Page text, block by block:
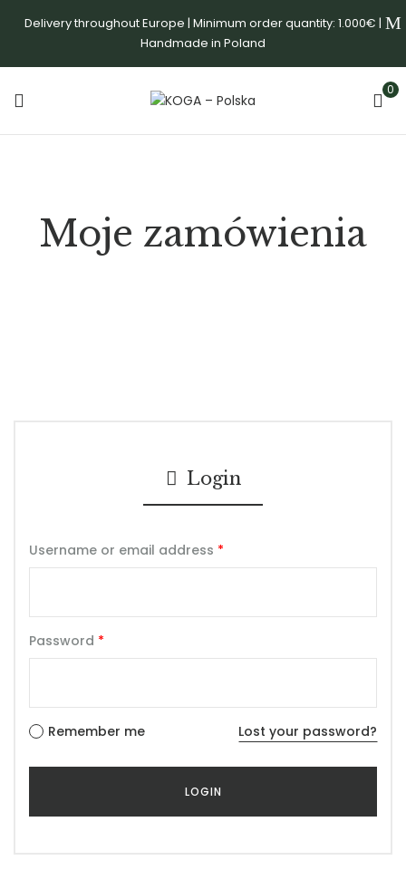
Delivery throughout Europe | Minimum order quantity: 1.000€ |
Handmade in Poland
0
Moje zamówienia
Login
Username or email address *
Password *
Remember me Lost your password?